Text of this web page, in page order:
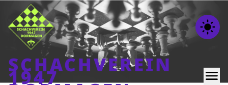
light_mode
SCHACHVEREIN
1947 menu